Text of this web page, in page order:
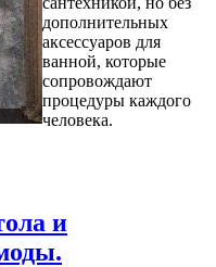
дополнительных
аксессуаров для
ванной, которые
сопровождают
процедуры каждого
человека.
и